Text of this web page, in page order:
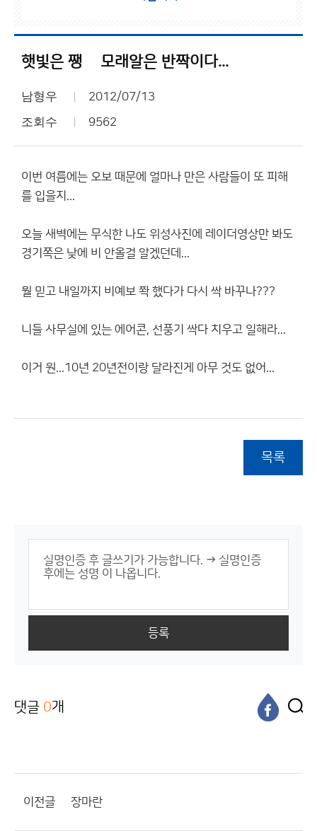
햇빛은 쨍쩅 모래알은 반짝이다...
남형우 2012/07/13
조회수 9562
이번 여름에는 오보 때문에 얼마나 만은 사람들이 또 피해
를 입을지...
오늘 새벽에는 무식한 나도 위성사진에 레이더영상만 봐도
경기쪽은 낮에 비 안올걸 알겠던데...
뭘 믿고 내일까지 비예보 쫙 했다가 다시 싹 바꾸나???
니들 사무실에 있는 에어콘, 선풍기 싹다 치우고 일해라...
이거 원...10년 20년전이랑 달라진게 아무 것도 없어...
목록
등록
댓글 0개
이전글 장마란